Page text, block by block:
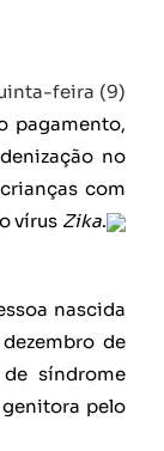
feira (9)
pagamento,
no
com
vírus Zika.
nascida
de
síndrome
pelo